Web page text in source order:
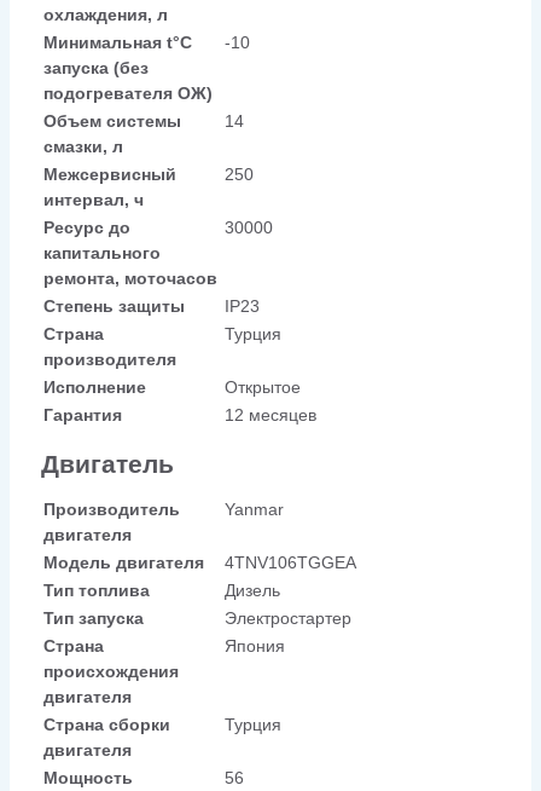
охлаждения, л
Минимальная t°С
запуска (без
подогревателя ОЖ)
-10
Объем системы
смазки, л
14
Межсервисный
интервал, ч
250
Ресурс до
капитального
ремонта, моточасов
30000
Степень защиты
IP23
Страна
производителя
Турция
Исполнение
Открытое
Гарантия
12 месяцев
Двигатель
Производитель
двигателя
Yanmar
Модель двигателя
4TNV106T­GGEA
Тип топлива
Дизель
Тип запуска
Электростартер
Страна
происхождения
двигателя
Япония
Страна сборки
двигателя
Турция
Мощность
56